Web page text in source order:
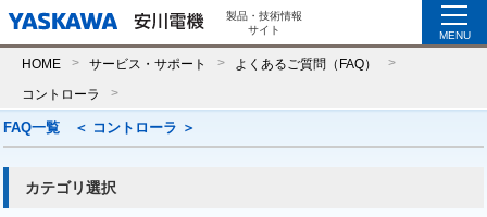
製品・技術情報
サイト
MENU
HOME サービス・サポート よくあるご質問（FAQ）
コントローラ
FAQ一覧 ＜ コントローラ ＞
カテゴリ選択